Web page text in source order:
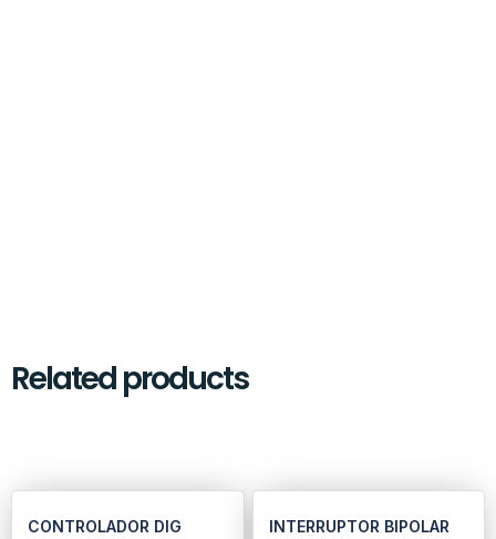
Related products
CONTROLADOR DIG
INTERRUPTOR BIPOLAR